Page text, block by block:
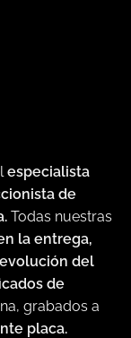
especialista
de
Todas nuestras
la entrega,
del
de
grabados a
placa.